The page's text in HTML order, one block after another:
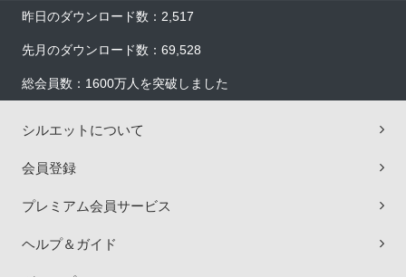
昨日のダウンロード数：2,517
先月のダウンロード数：69,528
総会員数：1600万人を突破しました
シルエットについて
会員登録
プレミアム会員サービス
ヘルプ＆ガイド